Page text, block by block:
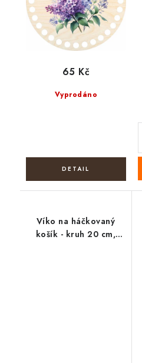
Vyprodáno
65 Kč
Víko na háčkovaný
košík - kruh 20 cm,